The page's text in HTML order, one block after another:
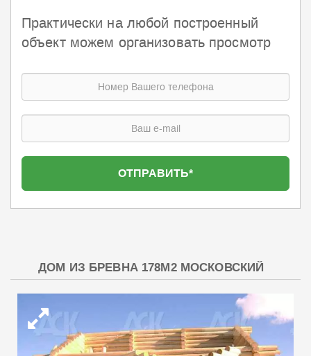
Практически на любой построенный
объект можем организовать просмотр
ДОМ ИЗ БРЕВНА 178М2 МОСКОВСКИЙ